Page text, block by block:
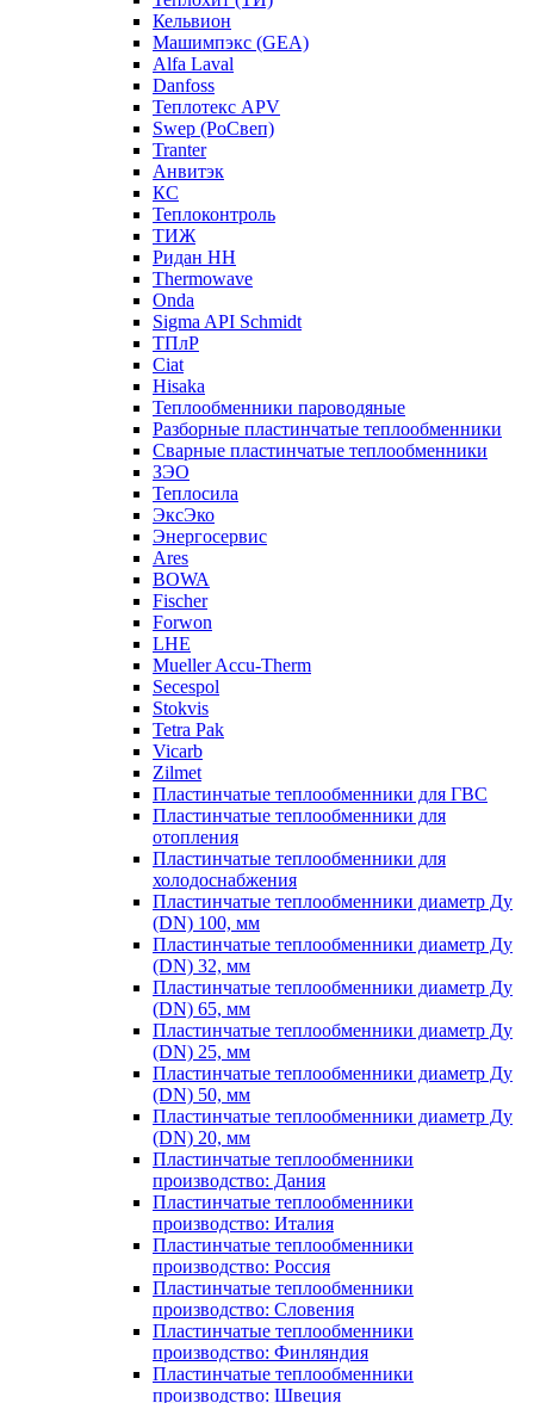
Кельвион
Машимпэкс (GEA)
Alfa Laval
Danfoss
Теплотекс APV
Swep (РоСвеп)
Tranter
Анвитэк
КС
Теплоконтроль
ТИЖ
Ридан НН
Thermowave
Onda
Sigma API Schmidt
ТПлР
Ciat
Hisaka
Теплообменники пароводяные
Разборные пластинчатые теплообменники
Сварные пластинчатые теплообменники
ЗЭО
Теплосила
ЭксЭко
Энергосервис
Ares
BOWA
Fischer
Forwon
LHE
Mueller Accu-Therm
Secespol
Stokvis
Tetra Pak
Vicarb
Zilmet
Пластинчатые теплообменники для ГВС
Пластинчатые теплообменники для
отопления
Пластинчатые теплообменники для
холодоснабжения
Пластинчатые теплообменники диаметр Ду
(DN) 100, мм
Пластинчатые теплообменники диаметр Ду
(DN) 32, мм
Пластинчатые теплообменники диаметр Ду
(DN) 65, мм
Пластинчатые теплообменники диаметр Ду
(DN) 25, мм
Пластинчатые теплообменники диаметр Ду
(DN) 50, мм
Пластинчатые теплообменники диаметр Ду
(DN) 20, мм
Пластинчатые теплообменники
производство: Дания
Пластинчатые теплообменники
производство: Италия
Пластинчатые теплообменники
производство: Россия
Пластинчатые теплообменники
производство: Словения
Пластинчатые теплообменники
производство: Финляндия
Пластинчатые теплообменники
производство: Швеция